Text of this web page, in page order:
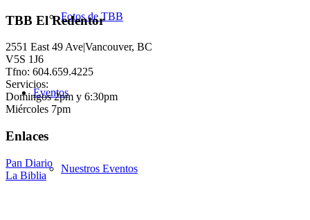
Fotos de TBB
Eventos
Nuestros Eventos
TBB El Redentor
2551 East 49 Ave|Vancouver, BC
V5S 1J6
Tfno: 604.659.4225
Servicios:
Domingos 2pm y 6:30pm
Miércoles 7pm
Enlaces
Pan Diario
La Biblia